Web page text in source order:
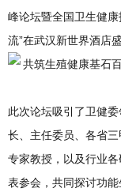
峰论坛暨全国卫生健
流”在武汉新世界酒店
此次论坛吸引了卫健
长、主任委员、各省
专家教授，以及行业
表参会，共同探讨功